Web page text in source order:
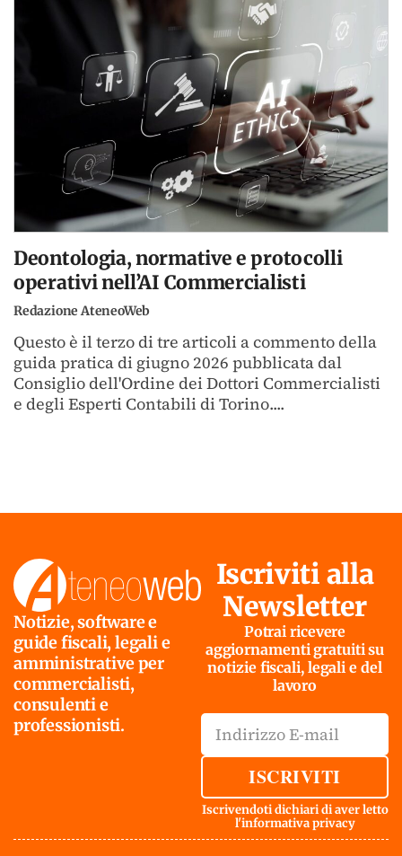
Deontologia, normative e protocolli
operativi nell’AI Commercialisti
Redazione AteneoWeb
Questo è il terzo di tre articoli a commento della
guida pratica di giugno 2026 pubblicata dal
Consiglio dell'Ordine dei Dottori Commercialisti
e degli Esperti Contabili di Torino....
Notizie, software e
guide fiscali, legali e
amministrative per
commercialisti,
consulenti e
professionisti.
Iscriviti alla
Newsletter
Potrai ricevere
aggiornamenti gratuiti su
notizie fiscali, legali e del
lavoro
ISCRIVITI
Iscrivendoti dichiari di aver letto
l'informativa privacy